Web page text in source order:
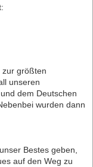
zur größten
unseren
dem Deutschen
wurden dann
Bestes geben,
auf den Weg zu